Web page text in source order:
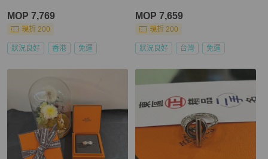
MOP 7,769
現折 200
狀況良好 香港 免運
MOP 7,659
現折 200
狀況良好 台灣 免運